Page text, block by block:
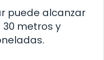
puede alcanzar
metros y